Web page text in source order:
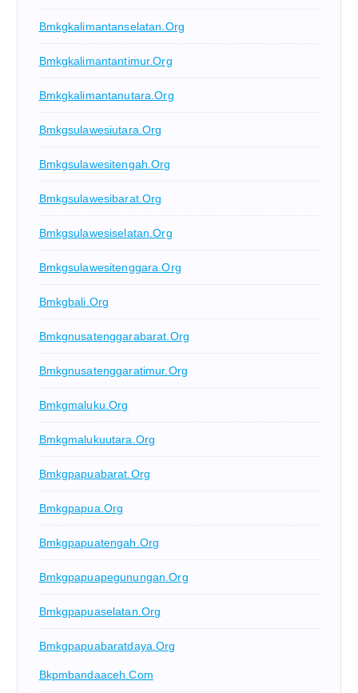
Bmkgkalimantanselatan.org
Bmkgkalimantantimur.org
Bmkgkalimantanutara.org
Bmkgsulawesiutara.org
Bmkgsulawesitengah.org
Bmkgsulawesibarat.org
Bmkgsulawesiselatan.org
Bmkgsulawesitenggara.org
Bmkgbali.org
Bmkgnusatenggarabarat.org
Bmkgnusatenggaratimur.org
Bmkgmaluku.org
Bmkgmalukuutara.org
Bmkgpapuabarat.org
Bmkgpapua.org
Bmkgpapuatengah.org
Bmkgpapuapegunungan.org
Bmkgpapuaselatan.org
Bmkgpapuabaratdaya.org
Bkpmbandaaceh.com